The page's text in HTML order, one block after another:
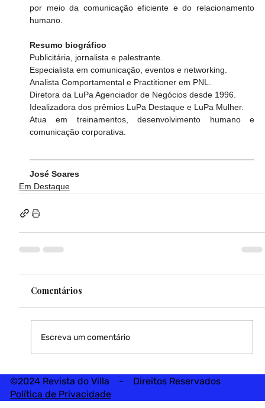
por meio da comunicação eficiente e do relacionamento
humano.
Resumo biográfico
Publicitária, jornalista e palestrante.
Especialista em comunicação, eventos e networking.
Analista Comportamental e Practitioner em PNL.
Diretora da LuPa Agenciador de Negócios desde 1996.
Idealizadora dos prêmios LuPa Destaque e LuPa Mulher.
Atua em treinamentos, desenvolvimento humano e
comunicação corporativa.
José Soares
Em Destaque
Comentários
Escreva um comentário
©2024 Revista do Villa - Direitos Reservados
Política de Privacidade